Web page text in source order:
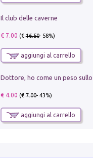
Il club delle caverne
€ 7.00 (€16.50- 58%)
aggiungi al carrello
€ 4.00 (€7.00- 43%)
aggiungi al carrello